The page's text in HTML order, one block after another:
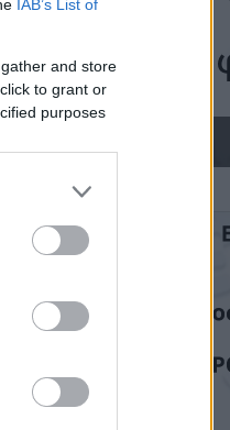
IAB’s List of
and store
to grant or
purposes
Time: 1 min read